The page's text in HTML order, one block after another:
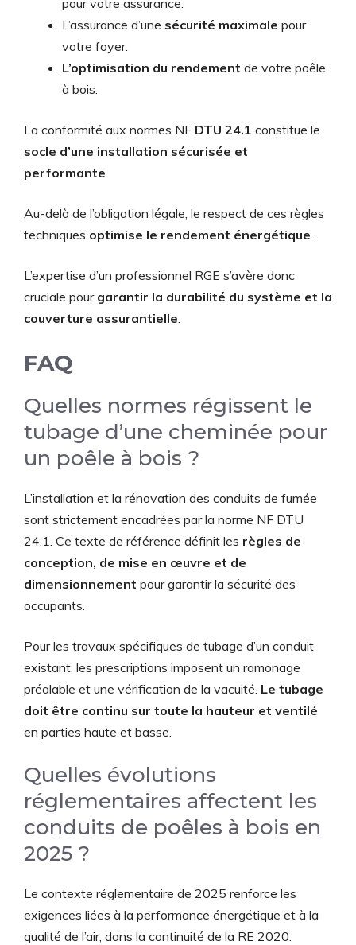
L’assurance d’une sécurité maximale pour
votre foyer.
L’optimisation du rendement de votre poêle
à bois.
La conformité aux normes NF DTU 24.1 constitue le
socle d’une installation sécurisée et
performante
Au-delà de l’obligation légale, le respect de ces règles
techniques optimise le rendement énergétique
L’expertise d’un professionnel RGE s’avère donc
cruciale pour garantir la durabilité du système et la
couverture assurantielle
FAQ
Quelles normes régissent le
tubage d’une cheminée pour
un poêle à bois ?
L’installation et la rénovation des conduits de fumée
sont strictement encadrées par la norme NF DTU
24.1. Ce texte de référence définit les règles de
conception, de mise en œuvre et de
dimensionnement pour garantir la sécurité des
occupants.
Pour les travaux spécifiques de tubage d’un conduit
existant, les prescriptions imposent un ramonage
préalable et une vérification de la vacuité. Le tubage
doit être continu sur toute la hauteur et ventilé
en parties haute et basse.
Quelles évolutions
réglementaires affectent les
conduits de poêles à bois en
2025 ?
Le contexte réglementaire de 2025 renforce les
exigences liées à la performance énergétique et à la
qualité de l’air, dans la continuité de la RE 2020.